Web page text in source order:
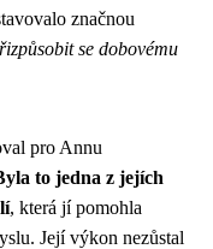
značnou
se dobovému
pro Annu
to jedna z jejích
, která jí pomohla
Její výkon nezůstal